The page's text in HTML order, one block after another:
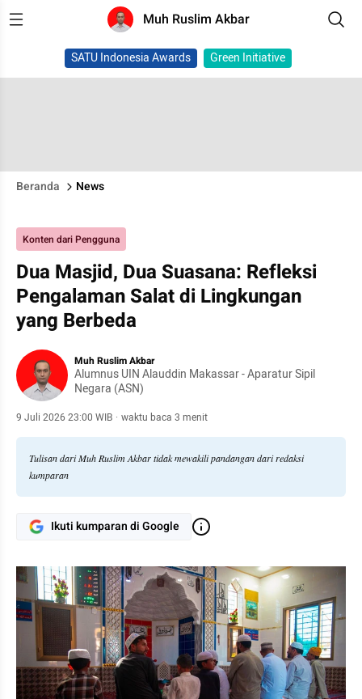
Muh Ruslim Akbar
SATU Indonesia Awards Green Initiative
Beranda News
Konten dari Pengguna
Dua Masjid, Dua Suasana: Refleksi
Pengalaman Salat di Lingkungan
yang Berbeda
Muh Ruslim Akbar
Alumnus UIN Alauddin Makassar - Aparatur Sipil
Negara (ASN)
9 Juli 2026 23:00 WIB · waktu baca 3 menit
Tulisan dari Muh Ruslim Akbar tidak mewakili pandangan dari redaksi
kumparan
Ikuti kumparan di Google